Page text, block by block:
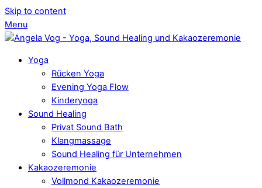
Skip to content
Menu
Yoga
Rücken Yoga
Evening Yoga Flow
Kinderyoga
Sound Healing
Privat Sound Bath
Klangmassage
Sound Healing für Unternehmen
Kakaozeremonie
Vollmond Kakaozeremonie